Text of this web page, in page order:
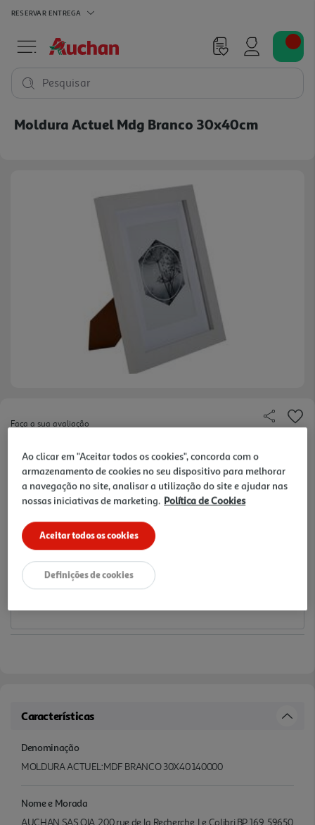
RESERVAR ENTREGA
Pesquisar
Moldura Actuel Mdg Branco 30x40cm
Faça a sua avaliação
9,99 €
Notas de preparação
Características
Denominação
MOLDURA ACTUEL:MDF BRANCO 30X40 140000
Nome e Morada
Ao clicar em "Aceitar todos os cookies", concorda com o
armazenamento de cookies no seu dispositivo para melhorar
a navegação no site, analisar a utilização do site e ajudar nas
nossas iniciativas de marketing. Política de Cookies
Aceitar todos os cookies
Definições de cookies